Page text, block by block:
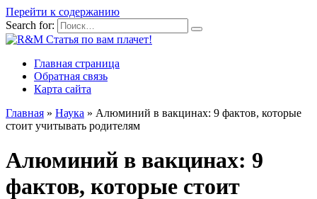
Перейти к содержанию
Search for:
Главная страница
Обратная связь
Карта сайта
Главная » Наука » Алюминий в вакцинах: 9 фактов, которые
стоит учитывать родителям
Алюминий в вакцинах: 9
фактов, которые стоит